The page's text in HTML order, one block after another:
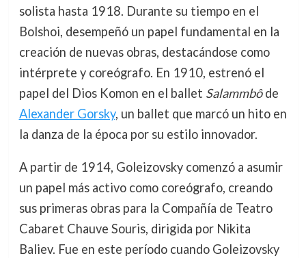
solista hasta 1918. Durante su tiempo en el
Bolshoi, desempeñó un papel fundamental en la
creación de nuevas obras, destacándose como
intérprete y coreógrafo. En 1910, estrenó el
papel del Dios Komon en el ballet Salammbôde
Alexander Gorsky, un ballet que marcó un hito en
la danza de la época por su estilo innovador.
A partir de 1914, Goleizovsky comenzó a asumir
un papel más activo como coreógrafo, creando
sus primeras obras para la Compañía de Teatro
Cabaret Chauve Souris, dirigida por Nikita
Baliev. Fue en este período cuando Goleizovsky